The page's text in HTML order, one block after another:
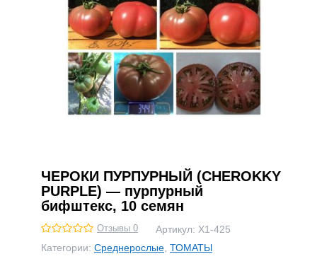
ЧЕРОКИ ПУРПУРНЫЙ (CHEROKKY
PURPLE) — пурпурный
бифштекс, 10 семян
Отзывы 0 Артикул: Х1-425
Категории: Среднерослые ТОМАТЫ